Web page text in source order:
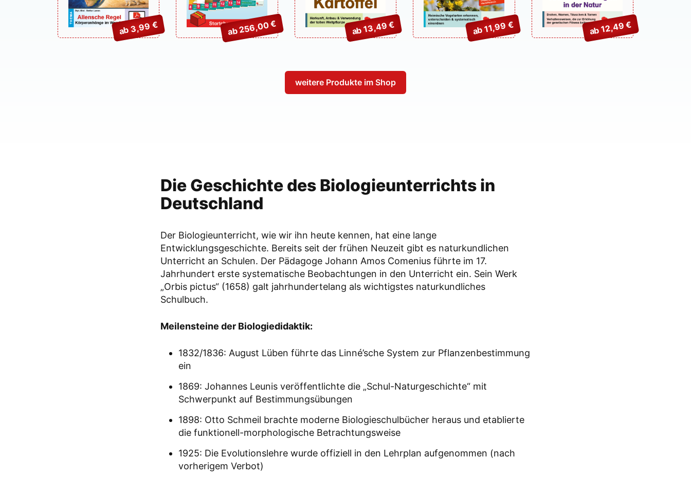
ab 3,99 € ab 256,00 € ab 13,49 € ab 11,99 € ab 12,49 €
weitere Produkte im Shop
Die Geschichte des Biologieunterrichts in
Deutschland
Der Biologieunterricht, wie wir ihn heute kennen, hat eine lange
Entwicklungsgeschichte. Bereits seit der frühen Neuzeit gibt es naturkundlichen
Unterricht an Schulen. Der Pädagoge Johann Amos Comenius führte im 17.
Jahrhundert erste systematische Beobachtungen in den Unterricht ein. Sein Werk
„Orbis pictus“ (1658) galt jahrhundertelang als wichtigstes naturkundliches
Schulbuch.
Meilensteine der Biologiedidaktik:
1832/1836: August Lüben führte das Linné’sche System zur Pflanzenbestimmung
ein
1869: Johannes Leunis veröffentlichte die „Schul-Naturgeschichte“ mit
Schwerpunkt auf Bestimmungsübungen
1898: Otto Schmeil brachte moderne Biologieschulbücher heraus und etablierte
die funktionell-morphologische Betrachtungsweise
1925: Die Evolutionslehre wurde offiziell in den Lehrplan aufgenommen (nach
vorherigem Verbot)